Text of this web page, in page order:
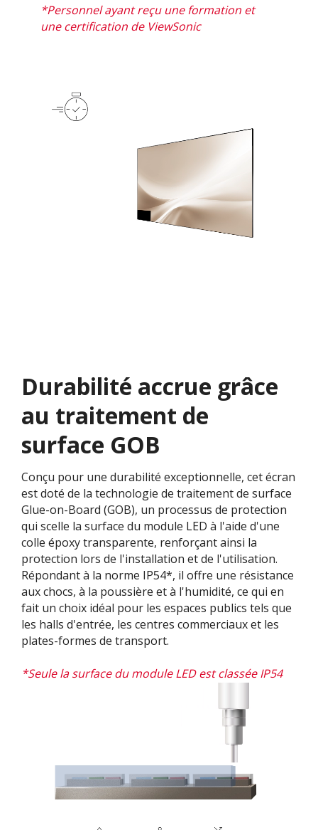
*Personnel ayant reçu une formation et
une certification de ViewSonic
Durabilité accrue grâce
au traitement de
surface GOB
Conçu pour une durabilité exceptionnelle, cet écran
est doté de la technologie de traitement de surface
Glue-on-Board (GOB), un processus de protection
qui scelle la surface du module LED à l'aide d'une
colle époxy transparente, renforçant ainsi la
protection lors de l'installation et de l'utilisation.
Répondant à la norme IP54*, il offre une résistance
aux chocs, à la poussière et à l'humidité, ce qui en
fait un choix idéal pour les espaces publics tels que
les halls d'entrée, les centres commerciaux et les
plates-formes de transport.
*Seule la surface du module LED est classée IP54